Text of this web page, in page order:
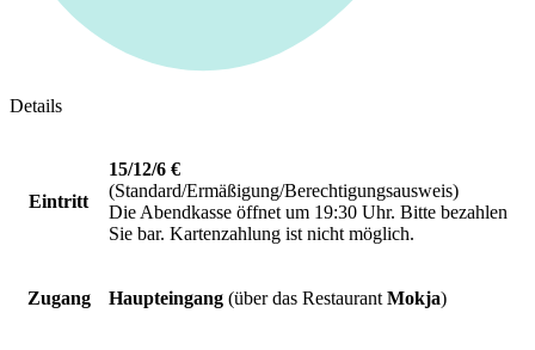
Details
Eintritt
15/12/6 €
(Standard/Ermäßigung/Berechtigungsausweis)
Die Abendkasse öffnet um 19:30 Uhr. Bitte bezahlen
Sie bar. Kartenzahlung ist nicht möglich.
Zugang Haupteingang (über das Restaurant Mokja)